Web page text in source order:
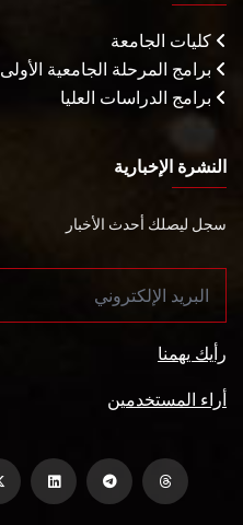
كليات الجامعة
برامج المرحلة الجامعية الأولى
برامج الدراسات العليا
النشرة الإخبارية
سجل ليصلك أحدث الأخبار
رأيك يهمنا
أراء المستخدمين